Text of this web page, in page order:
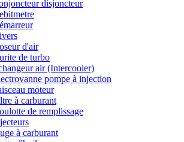
disjoncteur
d'air
de turbo
air (Intercooler)
pompe à injection
moteur
à carburant
de remplissage
à carburant